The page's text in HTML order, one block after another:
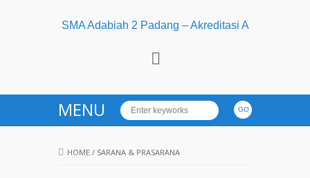
SMA Adabiah 2 Padang – Akreditasi A
MENU
HOME / SARANA & PRASARANA